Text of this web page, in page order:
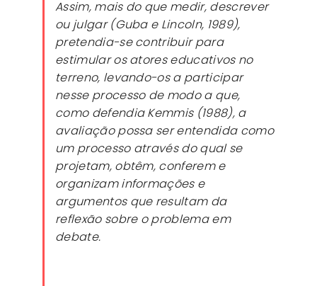
Assim, mais do que medir, descrever
ou julgar (Guba e Lincoln, 1989),
pretendia-se contribuir para
estimular os atores educativos no
terreno, levando-os a participar
nesse processo de modo a que,
como defendia Kemmis (1988), a
avaliação possa ser entendida como
um processo através do qual se
projetam, obtêm, conferem e
organizam informações e
argumentos que resultam da
reflexão sobre o problema em
debate.